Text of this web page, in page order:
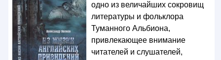
одно из величайших сокровищ
литературы и фольклора
Туманного Альбиона,
привлекающее внимание
читателей и слушателей,